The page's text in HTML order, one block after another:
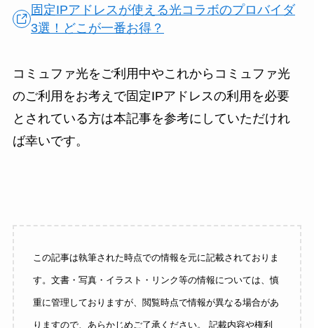
固定IPアドレスが使える光コラボのプロバイダ
3選！どこが一番お得？
コミュファ光をご利用中やこれからコミュファ光
のご利用をお考えで固定IPアドレスの利用を必要
とされている方は本記事を参考にしていただけれ
ば幸いです。
この記事は執筆された時点での情報を元に記載されておりま
す。文書・写真・イラスト・リンク等の情報については、慎
重に管理しておりますが、閲覧時点で情報が異なる場合があ
りますので、あらかじめご了承ください。 記載内容や権利